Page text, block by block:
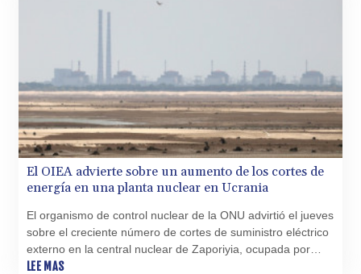
El OIEA advierte sobre un aumento de los cortes de
energía en una planta nuclear en Ucrania
El organismo de control nuclear de la ONU advirtió el jueves
sobre el creciente número de cortes de suministro eléctrico
externo en la central nuclear de Zaporiyia, ocupada por
Rusia en Ucrania, mientras la guerra continúa.
LEE MAS